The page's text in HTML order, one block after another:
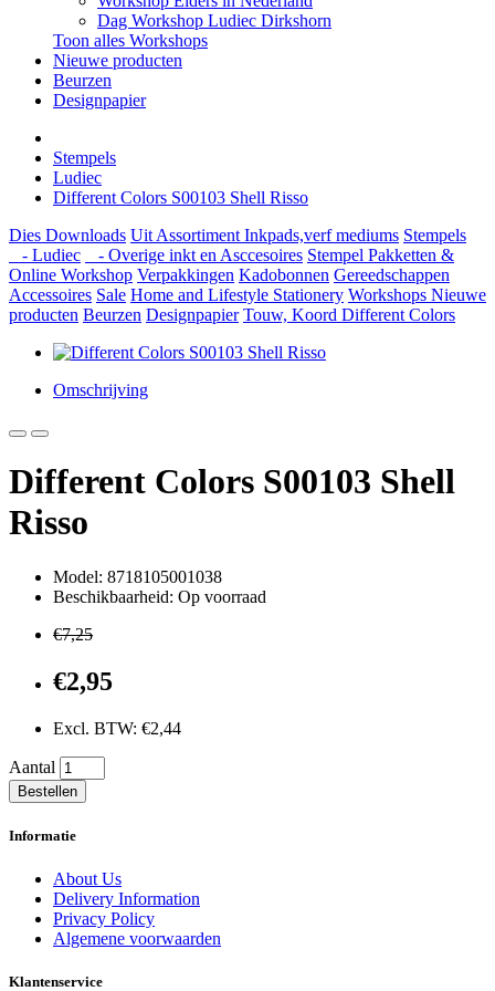
Dag Workshop Ludiec Dirkshorn
Toon alles Workshops
Nieuwe producten
Beurzen
Designpapier
Stempels
Ludiec
Different Colors S00103 Shell Risso
Dies Downloads Uit Assortiment Inkpads,verf mediums Stempels
- Ludiec
- Overige inkt en Asccesoires Stempel Pakketten &
Online Workshop Verpakkingen Kadobonnen Gereedschappen
Accessoires Sale Home and Lifestyle Stationery Workshops Nieuwe
producten Beurzen Designpapier Touw, Koord Different Colors
Omschrijving
Different Colors S00103 Shell
Risso
Model: 8718105001038
Beschikbaarheid: Op voorraad
€7,25
€2,95
Excl. BTW: €2,44
Aantal
Bestellen
Informatie
About Us
Delivery Information
Privacy Policy
Algemene voorwaarden
Klantenservice